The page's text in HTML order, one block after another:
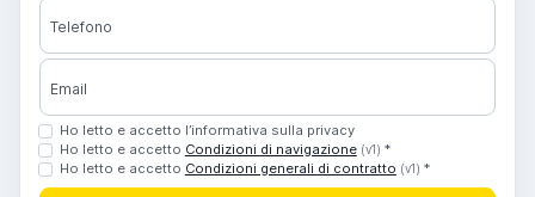
Telefono
Email
Ho letto e accetto l’informativa sulla privacy
Ho letto e accetto Condizioni di navigazione (v1) *
Ho letto e accetto Condizioni generali di contratto (v1) *